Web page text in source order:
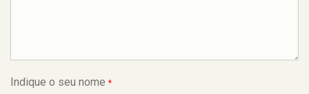
Indique o seu nome *